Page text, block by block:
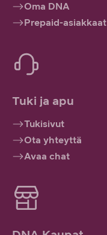
Oma DNA
Prepaid-asiakkaat
Tuki ja apu
Tukisivut
Ota yhteyttä
Avaa chat